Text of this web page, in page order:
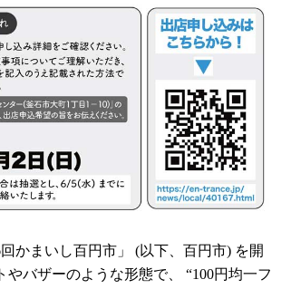
かまいし百円市」 (以下、百円市) を開
バザーのような形態で、 “100円均一フ